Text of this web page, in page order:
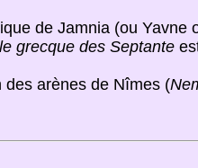
de Jamnia (ou Yavne
grecque des Septante
des arènes de Nîmes (